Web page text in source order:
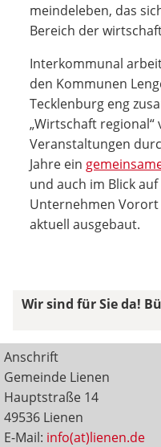
mein­deleben, das
Bereich der
Interkommunal
den Kommunen
Tecklenburg eng
„Wirtschaft regional“
Veranstaltungen
Jahre ein
und auch im Blick
Unternehmen
aktuell ausgebaut.
Wir sind für Sie da!
Anschrift
Gemeinde Lienen
Hauptstraße 14
49536 Lienen
E-Mail: info(at)lienen.de